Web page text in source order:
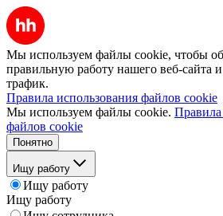
Мы используем файлы cookie, чтобы
правильную работу нашего веб-сайта и
трафик.
Правила использования файлов cookie
Мы используем файлы cookie. Правила
файлов cookie
Понятно
Ищу работу
Ищу работу
Ищу работу